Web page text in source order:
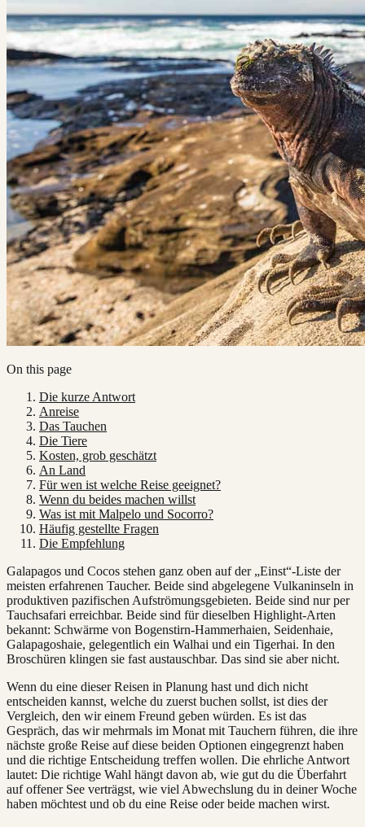
On this page
Die kurze Antwort
Anreise
Das Tauchen
Die Tiere
Kosten, grob geschätzt
An Land
Für wen ist welche Reise geeignet?
Wenn du beides machen willst
Was ist mit Malpelo und Socorro?
Häufig gestellte Fragen
Die Empfehlung
Galapagos und Cocos stehen ganz oben auf der „Einst“-Liste der
meisten erfahrenen Taucher. Beide sind abgelegene Vulkaninseln in
produktiven pazifischen Aufströmungsgebieten. Beide sind nur per
Tauchsafari erreichbar. Beide sind für dieselben Highlight-Arten
bekannt: Schwärme von Bogenstirn-Hammerhaien, Seidenhaie,
Galapagoshaie, gelegentlich ein Walhai und ein Tigerhai. In den
Broschüren klingen sie fast austauschbar. Das sind sie aber nicht.
Wenn du eine dieser Reisen in Planung hast und dich nicht
entscheiden kannst, welche du zuerst buchen sollst, ist dies der
Vergleich, den wir einem Freund geben würden. Es ist das
Gespräch, das wir mehrmals im Monat mit Tauchern führen, die ihre
nächste große Reise auf diese beiden Optionen eingegrenzt haben
und die richtige Entscheidung treffen wollen. Die ehrliche Antwort
lautet: Die richtige Wahl hängt davon ab, wie gut du die Überfahrt
auf offener See verträgst, wie viel Abwechslung du in deiner Woche
haben möchtest und ob du eine Reise oder beide machen wirst.